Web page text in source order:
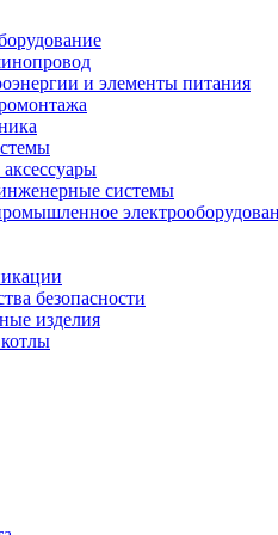
и элементы питания
системы
безопасности
изделия